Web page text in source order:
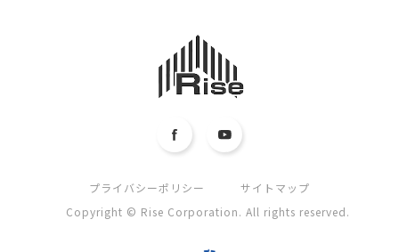
プライバシーポリシー
サイトマップ
Copyright © Rise Corporation. All rights reserved.